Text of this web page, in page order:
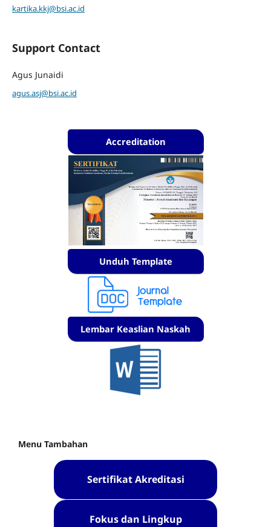
kartika.kkj@bsi.ac.id
Support Contact
Agus Junaidi
agus.asj@bsi.ac.id
Accreditation
Unduh Template
Lembar Keaslian Naskah
Menu Tambahan
Sertifikat Akreditasi
Fokus dan Lingkup